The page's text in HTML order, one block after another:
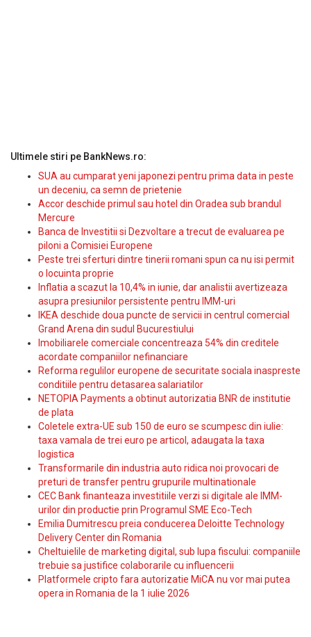
Ultimele stiri pe BankNews.ro:
SUA au cumparat yeni japonezi pentru prima data in peste
un deceniu, ca semn de prietenie
Accor deschide primul sau hotel din Oradea sub brandul
Mercure
Banca de Investitii si Dezvoltare a trecut de evaluarea pe
piloni a Comisiei Europene
Peste trei sferturi dintre tinerii romani spun ca nu isi permit
o locuinta proprie
Inflatia a scazut la 10,4% in iunie, dar analistii avertizeaza
asupra presiunilor persistente pentru IMM-uri
IKEA deschide doua puncte de servicii in centrul comercial
Grand Arena din sudul Bucurestiului
Imobiliarele comerciale concentreaza 54% din creditele
acordate companiilor nefinanciare
Reforma regulilor europene de securitate sociala inaspreste
conditiile pentru detasarea salariatilor
NETOPIA Payments a obtinut autorizatia BNR de institutie
de plata
Coletele extra-UE sub 150 de euro se scumpesc din iulie:
taxa vamala de trei euro pe articol, adaugata la taxa
logistica
Transformarile din industria auto ridica noi provocari de
preturi de transfer pentru grupurile multinationale
CEC Bank finanteaza investitiile verzi si digitale ale IMM-
urilor din productie prin Programul SME Eco-Tech
Emilia Dumitrescu preia conducerea Deloitte Technology
Delivery Center din Romania
Cheltuielile de marketing digital, sub lupa fiscului: companiile
trebuie sa justifice colaborarile cu influencerii
Platformele cripto fara autorizatie MiCA nu vor mai putea
opera in Romania de la 1 iulie 2026